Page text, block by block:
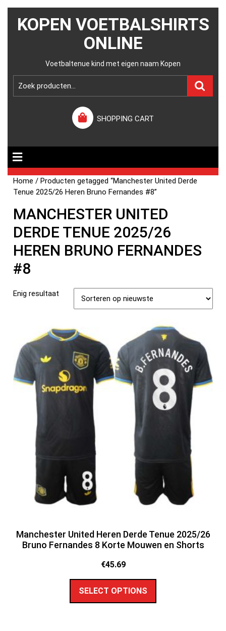
KOPEN VOETBALSHIRTS
ONLINE
Voetbaltenue kind met eigen naam Kopen
SHOPPING CART
Home / Producten getagged “Manchester United Derde
Tenue 2025/26 Heren Bruno Fernandes #8”
MANCHESTER UNITED
DERDE TENUE 2025/26
HEREN BRUNO FERNANDES
#8
Enig resultaat
Manchester United Heren Derde Tenue 2025/26
Bruno Fernandes 8 Korte Mouwen en Shorts
€45.69
SELECT OPTIONS